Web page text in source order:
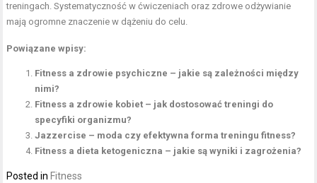
treningach. Systematyczność w ćwiczeniach oraz zdrowe odżywianie
mają ogromne znaczenie w dążeniu do celu.
Powiązane wpisy:
Fitness a zdrowie psychiczne – jakie są zależności między
nimi?
Fitness a zdrowie kobiet – jak dostosować treningi do
specyfiki organizmu?
Jazzercise – moda czy efektywna forma treningu fitness?
Fitness a dieta ketogeniczna – jakie są wyniki i zagrożenia?
Posted in Fitness